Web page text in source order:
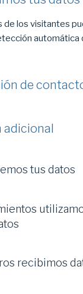
de los visitantes
automática
de
adicional
tus datos
recibimos